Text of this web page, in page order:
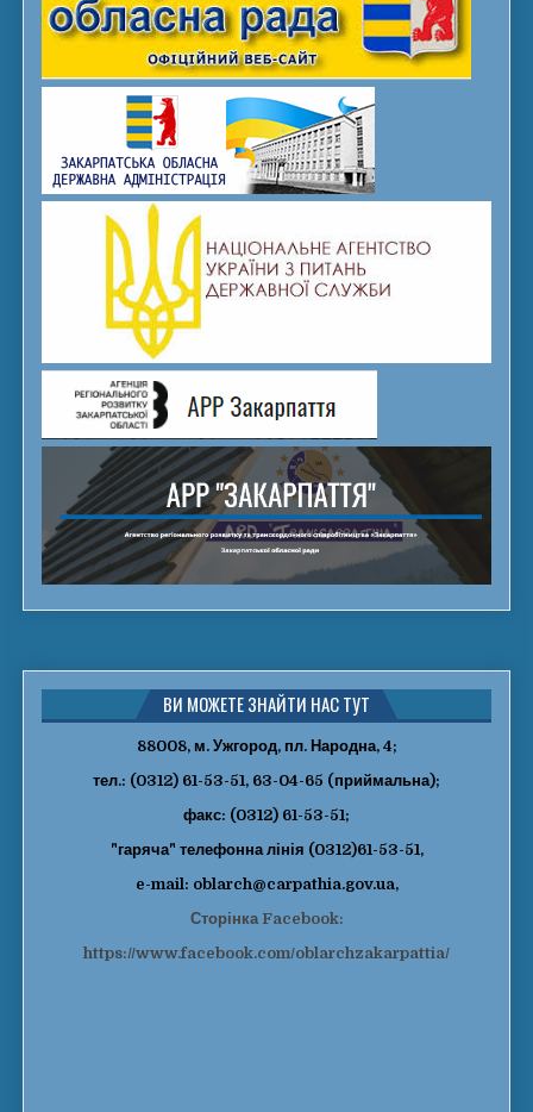
ВИ МОЖЕТЕ ЗНАЙТИ НАС ТУТ
88008, м. Ужгород, пл. Народна, 4;
тел.: (0312) 61-53-51, 63-04-65 (приймальна);
факс: (0312) 61-53-51;
"гаряча" телефонна лінія (0312)61-53-51,
e-mail: oblarch@carpathia.gov.ua,
Сторінка Facebook:
https://www.facebook.com/oblarchzakarpattia/